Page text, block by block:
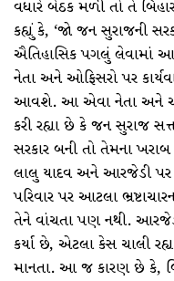
વધારે બેઠક મળી તો તે
કહ્યું કે, ‘જો જન સુરાજની
ઐતિહાસિક પગલું લેવામાં
નેતા અને ઓફિસરો પર
આવશે. આ એવા નેતા અને
કરી રહ્યા છે કે જન સુરાજ
સરકાર બની તો તેમના
લાલુ યાદવ અને આરજેડી પર
પરિવાર પર આટલા
તેને વાંચતા પણ નથી.
કર્યા છે, એટલા કેસ ચાલી
માનતા. આ જ કારણ છે કે,